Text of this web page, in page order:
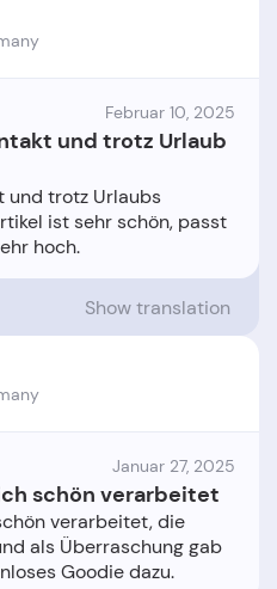
Februar 10, 2025
und trotz Urlaub
und trotz Urlaubs
ist sehr schön, passt
Show translation
Januar 27, 2025
schön verarbeitet
verarbeitet, die
als Überraschung gab